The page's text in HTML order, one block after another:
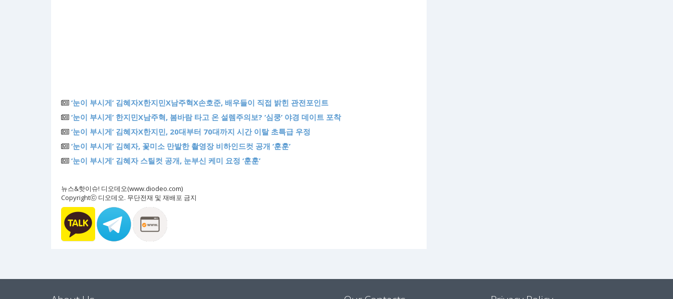
‘눈이 부시게’ 김혜자X한지민X남주혁X손호준, 배우들이 직접 밝힌 관전포인트
‘눈이 부시게’ 한지민X남주혁, 봄바람 타고 온 설렘주의보? ‘심쿵’ 야경 데이트 포착
‘눈이 부시게’ 김혜자X한지민, 20대부터 70대까지 시간 이탈 초특급 우정
‘눈이 부시게’ 김혜자, 꽃미소 만발한 촬영장 비하인드컷 공개 ‘훈훈’
‘눈이 부시게’ 김혜자 스틸컷 공개, 눈부신 케미 요정 ‘훈훈’
뉴스&핫이슈! 디오데오(www.diodeo.com)
Copyrightⓒ 디오데오. 무단전재 및 재배포 금지